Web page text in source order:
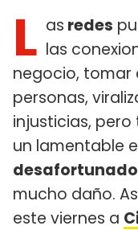
L as redes
las
negocio,
personas,
injusticias,
un lamentable
mucho daño.
este viernes a